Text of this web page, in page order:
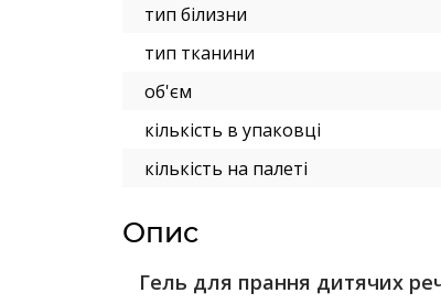
тип білизни
тип тканини
об'єм
кількість в упаковці
кількість на палеті
Опис
Гель для прання дитячих